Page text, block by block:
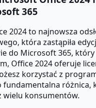
365
2024 to najnowsza
która zastąpiła
do Microsoft 365, który
Office 2024 oferuje
korzystać z
fundamentalna różnica,
wielu konsumentów.